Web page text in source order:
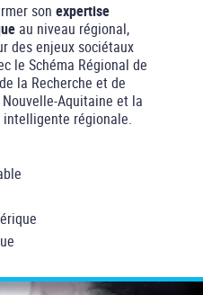
son expertise
au niveau régional,
des enjeux sociétaux
le Schéma Régional de
la Recherche et de
Nouvelle-Aquitaine et la
régionale.